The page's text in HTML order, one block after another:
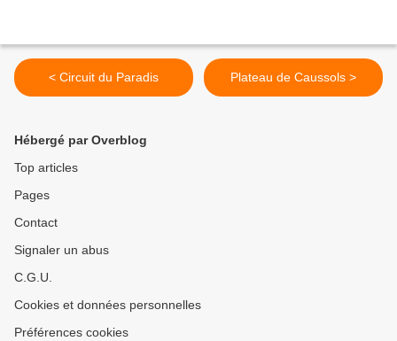
< Circuit du Paradis Plateau de Caussols >
Hébergé par Overblog
Top articles
Pages
Contact
Signaler un abus
C.G.U.
Cookies et données personnelles
Préférences cookies